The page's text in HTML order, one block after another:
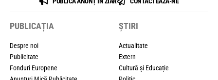
PUBLICAȚIA
Despre noi
Publicitate
Fonduri Europene
ȘTIRI
Actualitate
Extern
Cultură și Educație